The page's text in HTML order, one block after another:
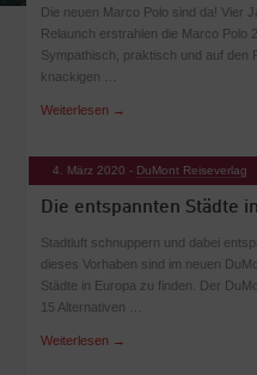
Die neuen Marco Polo sind da! Vier
Relaunch erstrahlen die Marco Polo
Sympathisch, praktisch und auf den
knackigen …
Weiterlesen →
4. März 2020 - DuMont Reiseverlag
Die entspannten Städte
Stadtluft schnuppern und dabei
dieses Vorhaben sind im neuen
Städte in Europa zu finden. Der
15 Alternativen …
Weiterlesen →